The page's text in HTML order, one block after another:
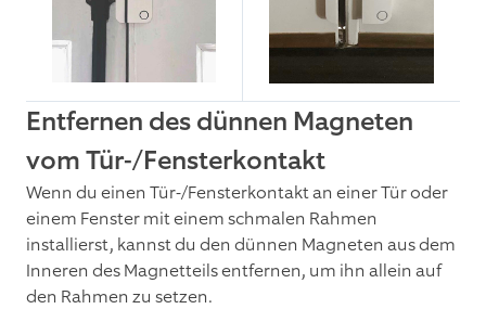
Entfernen des dünnen Magneten
vom Tür-/Fensterkontakt
Wenn du einen Tür-/Fensterkontakt an einer Tür oder
einem Fenster mit einem schmalen Rahmen
installierst, kannst du den dünnen Magneten aus dem
Inneren des Magnetteils entfernen, um ihn allein auf
den Rahmen zu setzen.